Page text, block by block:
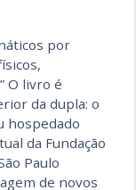
por
O livro é
da dupla: o
hospedado
da Fundação
Paulo
de novos